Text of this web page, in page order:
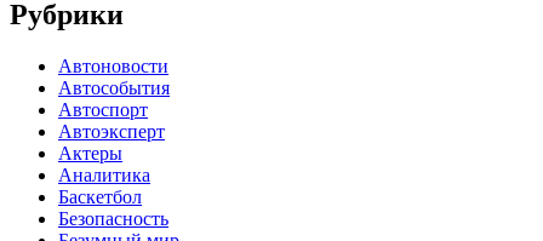
Рубрики
Автоновости
Автособытия
Автоспорт
Автоэксперт
Актеры
Аналитика
Баскетбол
Безопасность